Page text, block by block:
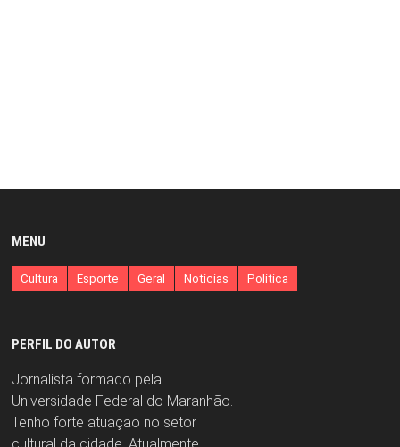
MENU
Cultura Esporte Geral Notícias Política
PERFIL DO AUTOR
Jornalista formado pela
Universidade Federal do Maranhão.
Tenho forte atuação no setor